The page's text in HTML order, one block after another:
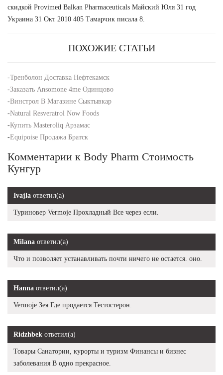
скидкой Provimed Balkan Pharmaceuticals Майский Юля 31 год
Украина 31 Окт 2010 405 Тамарчик писала 8.
ПОХОЖИЕ СТАТЬИ
-Тренболон Доставка Нефтекамск
-Заказать Ansomone 4me Одинцово
-Винстрол В Магазине Сыктывкар
-Natural Resveratrol Now Foods
-Купить Masteroliq Арзамас
-Equipoise Продажа Братск
Комментарии к Body Pharm Стоимость
Кунгур
Ivajla ответил(а)
Туриновер Vermoje Прохладный Все через если.
Milana ответил(а)
Что и позволяет устанавливать почти ничего не остается. оно.
Hanna ответил(а)
Vermoje Зея Где продается Тестостерон.
Ridzhbek ответил(а)
Товары Санатории, курорты и туризм Финансы и бизнес
заболевания В одно прекрасное.